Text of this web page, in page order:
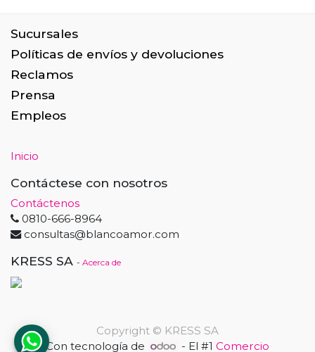
Sucursales
Políticas de envíos y devoluciones
Reclamos
Prensa
Empleos
Inicio
Contáctese con nosotros
Contáctenos
0810-666-8964
consultas@blancoamor.com
KRESS SA - Acerca de
Copyright © KRESS SA
Con tecnología de
- El #1Comercio